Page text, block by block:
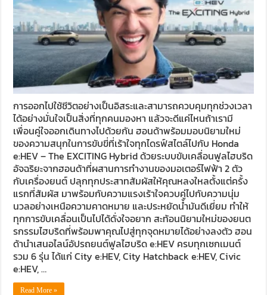
การออกไปใช้ชีวิตอย่างเป็นอิสระและสามารถควบคุมทุกช่วงเวลา
ได้อย่างมั่นใจเป็นสิ่งที่ทุกคนมองหา แล้วจะดีแค่ไหนถ้าเรามี
เพื่อนคู่ใจออกเดินทางไปด้วยกัน ฮอนด้าพร้อมมอบนิยามใหม่
ของความสนุกในการขับขี่ที่เร้าใจทุกไดรฟ์สไตล์ไปกับ Honda
e:HEV – The EXCITING Hybrid ด้วยระบบขับเคลื่อนฟูลไฮบริด
อัจฉริยะจากฮอนด้าที่ผสานการทำงานของมอเตอร์ไฟฟ้า 2 ตัว
กับเครื่องยนต์ ปลุกทุกประสาทสัมผัสให้คุณหลงใหลตั้งแต่ครั้ง
แรกที่สัมผัส มาพร้อมกับความแรงเร้าใจควบคู่ไปกับความนุ่ม
นวลอย่างเหนือความคาดหมาย และประหยัดน้ำมันดีเยี่ยม ทำให้
ทุกการขับเคลื่อนเป็นไปได้ดั่งใจอยาก สะท้อนนิยามใหม่ของยนต
รกรรมไฮบริดที่พร้อมพาคุณไปสู่ทุกจุดหมายได้อย่างลงตัว ฮอน
ด้านำเสนอไลน์อัปรถยนต์ฟูลไฮบริด e:HEV ครบทุกเซกเมนต์
รวม 6 รุ่น ได้แก่ City e:HEV, City Hatchback e:HEV, Civic
e:HEV, …
Read More »